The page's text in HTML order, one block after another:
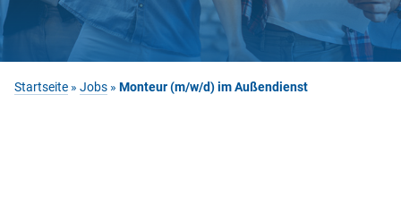
Startseite » Jobs » Monteur (m/w/d) im Außendienst